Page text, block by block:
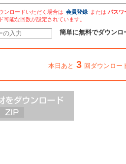
ンロードいただく場合は 会員登録 または パスワ
能な回数が設定されています。
簡単に無料でダウンロ
本日あと 3 回ダウンロー